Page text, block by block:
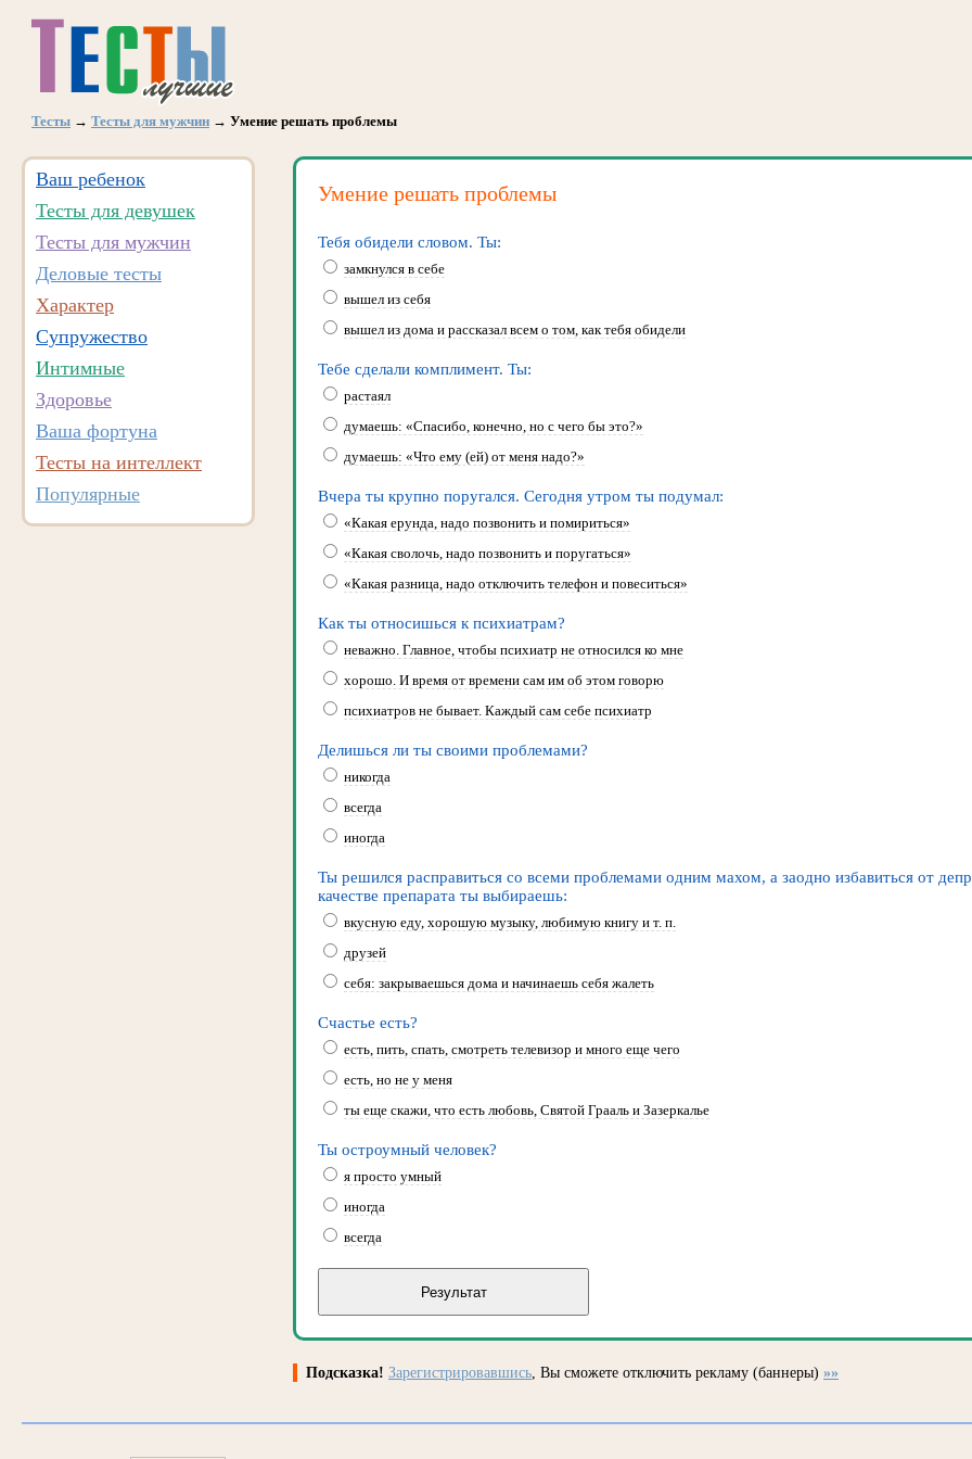
Тесты → Тесты для мужчин → Умение решать проблемы
Умение решать проблемы
Тебя обидели словом. Ты:
замкнулся в себе
вышел из себя
вышел из дома и рассказал всем о том, как тебя обидели
Тебе сделали комплимент. Ты:
растаял
думаешь: «Спасибо, конечно, но с чего бы это?»
думаешь: «Что ему (ей) от меня надо?»
Вчера ты крупно поругался. Сегодня утром ты подумал:
«Какая ерунда, надо позвонить и помириться»
«Какая сволочь, надо позвонить и поругаться»
«Какая разница, надо отключить телефон и повеситься»
Как ты относишься к психиатрам?
неважно. Главное, чтобы психиатр не относился ко мне
хорошо. И время от времени сам им об этом говорю
психиатров не бывает. Каждый сам себе психиатр
Делишься ли ты своими проблемами?
никогда
всегда
иногда
Ты решился расправиться со всеми проблемами одним махом, а заодно избавиться от
качестве препарата ты выбираешь:
вкусную еду, хорошую музыку, любимую книгу и т. п.
друзей
себя: закрываешься дома и начинаешь себя жалеть
Счастье есть?
есть, пить, спать, смотреть телевизор и много еще чего
есть, но не у меня
ты еще скажи, что есть любовь, Святой Грааль и Зазеркалье
Ты остроумный человек?
я просто умный
иногда
всегда
Подсказка! Зарегистрировавшись , Вы сможете отключить рекламу (баннеры) »»
Ваш ребенок
Тесты для девушек
Тесты для мужчин
Деловые тесты
Характер
Супружество
Интимные
Здоровье
Ваша фортуна
Тесты на интеллект
Популярные